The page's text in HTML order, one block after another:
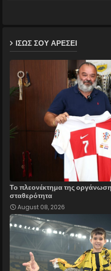
ΙΣΩΣ ΣΟΥ ΑΡΕΣΕΙ
Το πλεονέκτημα της
σταθερότητα
August 08, 2026